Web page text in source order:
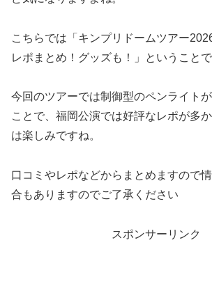
こちらでは「キンプリドームツアー
レポまとめ！グッズも！」ということで
今回のツアーでは制御型のペンライト
ことで、福岡公演では好評なレポが多
は楽しみですね。
口コミやレポなどからまとめますので
合もありますのでご了承ください
スポンサーリンク